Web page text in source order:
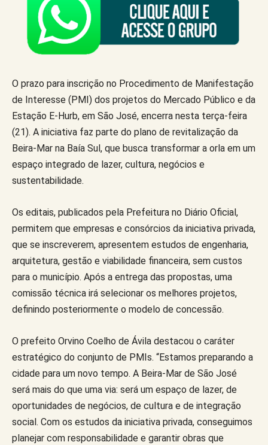
O prazo para inscrição no Procedimento de Manifestação
de Interesse (PMI) dos projetos do Mercado Público e da
Estação E-Hurb, em São José, encerra nesta terça-feira
(21). A iniciativa faz parte do plano de revitalização da
Beira-Mar na Baía Sul, que busca transformar a orla em um
espaço integrado de lazer, cultura, negócios e
sustentabilidade.
Os editais, publicados pela Prefeitura no Diário Oficial,
permitem que empresas e consórcios da iniciativa privada,
que se inscreverem, apresentem estudos de engenharia,
arquitetura, gestão e viabilidade financeira, sem custos
para o município. Após a entrega das propostas, uma
comissão técnica irá selecionar os melhores projetos,
definindo posteriormente o modelo de concessão.
O prefeito Orvino Coelho de Ávila destacou o caráter
estratégico do conjunto de PMIs. “Estamos preparando a
cidade para um novo tempo. A Beira-Mar de São José
será mais do que uma via: será um espaço de lazer, de
oportunidades de negócios, de cultura e de integração
social. Com os estudos da iniciativa privada, conseguimos
planejar com responsabilidade e garantir obras que